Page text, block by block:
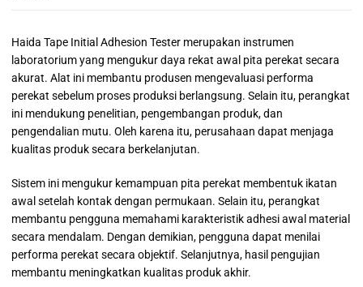
Haida Tape Initial Adhesion Tester merupakan instrumen
laboratorium yang mengukur daya rekat awal pita perekat secara
akurat. Alat ini membantu produsen mengevaluasi performa
perekat sebelum proses produksi berlangsung. Selain itu, perangkat
ini mendukung penelitian, pengembangan produk, dan
pengendalian mutu. Oleh karena itu, perusahaan dapat menjaga
kualitas produk secara berkelanjutan.
Sistem ini mengukur kemampuan pita perekat membentuk ikatan
awal setelah kontak dengan permukaan. Selain itu, perangkat
membantu pengguna memahami karakteristik adhesi awal material
secara mendalam. Dengan demikian, pengguna dapat menilai
performa perekat secara objektif. Selanjutnya, hasil pengujian
membantu meningkatkan kualitas produk akhir.